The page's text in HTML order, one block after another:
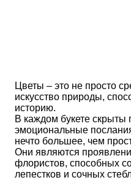
Цветы – это не просто
искусство природы,
историю.
В каждом букете скрыты
эмоциональные
нечто большее, чем
Они являются
флористов, способных
лепестков и сочных